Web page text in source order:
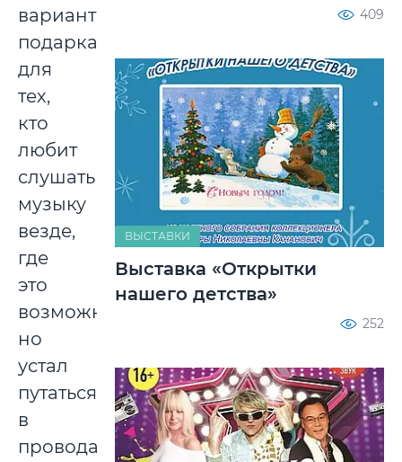
вариант
подарка
для
тех,
кто
любит
слушать
музыку
везде,
где
это
возможно,
но
устал
путаться
в
проводах.
409
ВЫСТАВКИ
Выставка «Открытки
нашего детства»
252